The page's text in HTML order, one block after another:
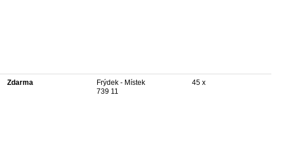
Zdarma
Frýdek - Místek
739 11
45 x